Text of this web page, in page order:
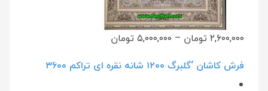
۲,۶۰۰,۰۰۰ تومان – ۵,۰۰۰,۰۰۰ تومان
فرش کاشان ‘گلبرگ ۱۲۰۰ شانه نقره ای تراکم ۳۶۰۰